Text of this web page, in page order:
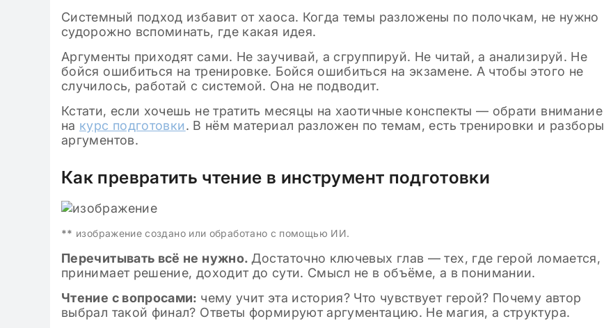
Системный подход избавит от хаоса. Когда темы разложены по полочкам, не нужно
судорожно вспоминать, где какая идея.
Аргументы приходят сами. Не заучивай, а сгруппируй. Не читай, а анализируй. Не
бойся ошибиться на тренировке. Бойся ошибиться на экзамене. А чтобы этого не
случилось, работай с системой. Она не подводит.
Кстати, если хочешь не тратить месяцы на хаотичные конспекты — обрати внимание
на курс подготовки. В нём материал разложен по темам, есть тренировки и разборы
аргументов.
Как превратить чтение в инструмент подготовки
** изображение создано или обработано с помощью ИИ.
Перечитывать всё не нужно. Достаточно ключевых глав — тех, где герой ломается,
принимает решение, доходит до сути. Смысл не в объёме, а в понимании.
Чтение с вопросами: чему учит эта история? Что чувствует герой? Почему автор
выбрал такой финал? Ответы формируют аргументацию. Не магия, а структура.